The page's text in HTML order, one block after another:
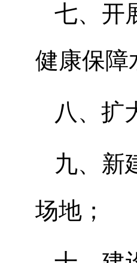
七、 开
健康保障
八、 扩
九、 新
场地 ；